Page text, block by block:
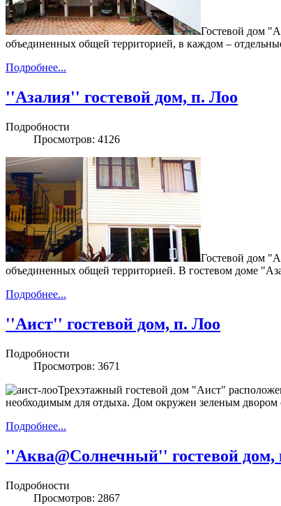
Гостевой дом
объединенных общей территорией, в каждом –
Подробнее...
''Азалия'' гостевой дом, п. Лоо
Подробности
Просмотров: 4126
Гостевой дом
объединенных общей территорией. В гостевом доме
Подробнее...
''Аист'' гостевой дом, п. Лоо
Подробности
Просмотров: 3671
Трехэтажный гостевой дом "Аист"
необходимым для отдыха. Дом окружен зеленым
Подробнее...
''Аква@Солнечный'' гостевой дом,
Подробности
Просмотров: 2867